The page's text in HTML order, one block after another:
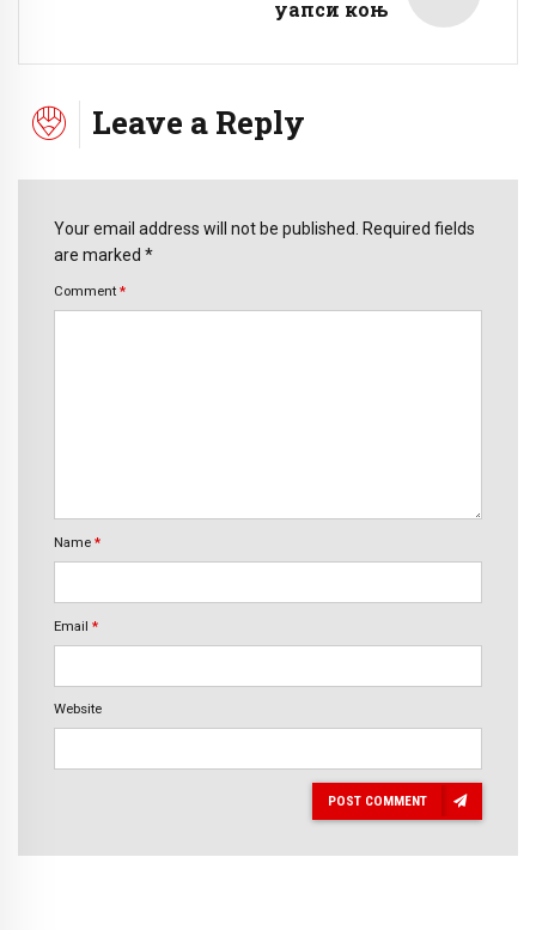
уапси коњ
Leave a Reply
Your email address will not be published. Required fields
are marked *
Comment *
Name *
Email *
Website
POST COMMENT